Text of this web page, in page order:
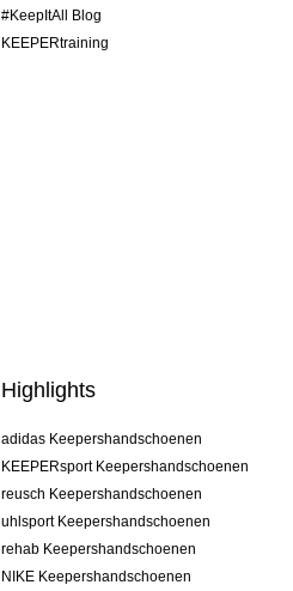
#KeepItAll Blog
KEEPERtraining
Highlights
adidas Keepershandschoenen
KEEPERsport Keepershandschoenen
reusch Keepershandschoenen
uhlsport Keepershandschoenen
rehab Keepershandschoenen
NIKE Keepershandschoenen